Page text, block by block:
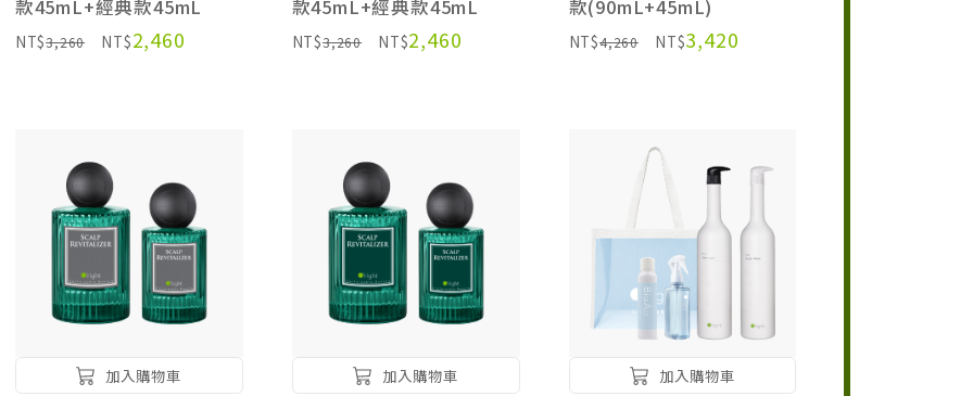
款45mL+經典款45mL
NT$3,260 NT$2,460
款45mL+經典款45mL
NT$3,260 NT$2,460
款(90mL+45mL)
NT$4,260 NT$3,420
加入購物車 加入購物車 加入購物車